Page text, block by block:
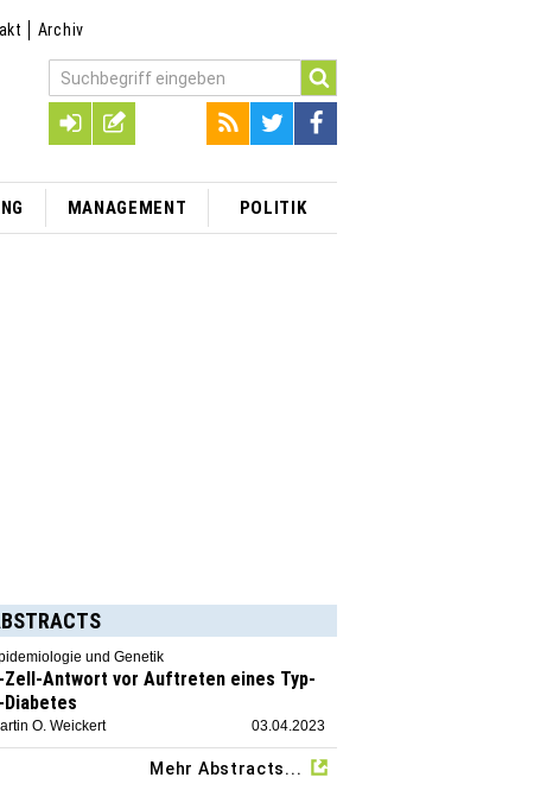
Archiv
MANAGEMENT POLITIK
und Genetik
Zell-Antwort vor Auftreten eines Typ-
Diabetes
O. Weickert 03.04.2023
Mehr Abstracts...